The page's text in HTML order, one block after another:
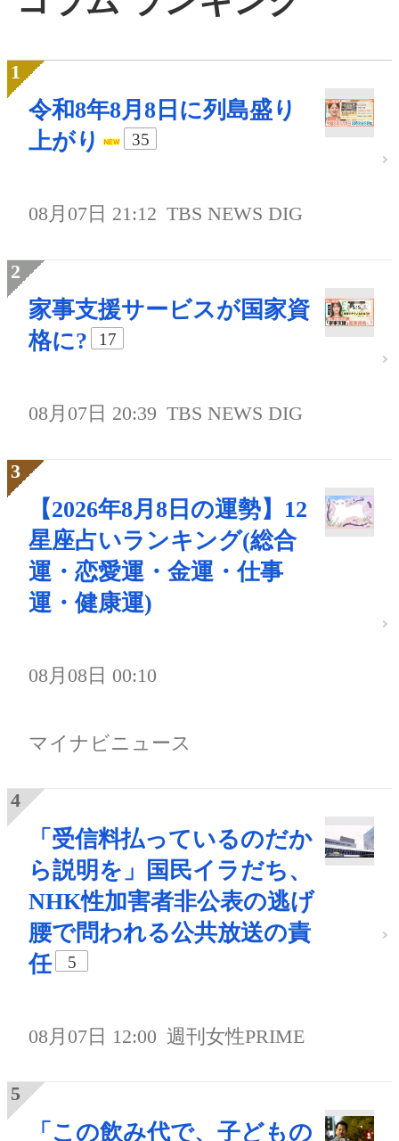
令和8年8月8日に列島盛り
上がり
35
08月07日 21:12 TBS NEWS DIG
家事支援サービスが国家資
格に?
17
08月07日 20:39 TBS NEWS DIG
【2026年8月8日の運勢】12
星座占いランキング(総合
運・恋愛運・金運・仕事
運・健康運)
08月08日 00:10
マイナビニュース
「受信料払っているのだか
ら説明を」国民イラだち、
NHK性加害者非公表の逃げ
腰で問われる公共放送の責
任
5
08月07日 12:00 週刊女性PRIME
「この飲み代で、子どもの